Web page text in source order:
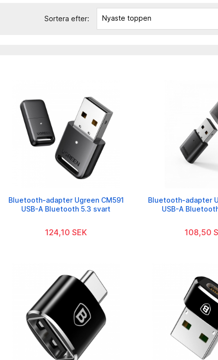
Sortera efter: Nyaste toppen
Bluetooth-adapter Ugreen CM591
USB-A Bluetooth 5.3 svart
124,10 SEK
Bluetooth-adapter
USB-A
108,50